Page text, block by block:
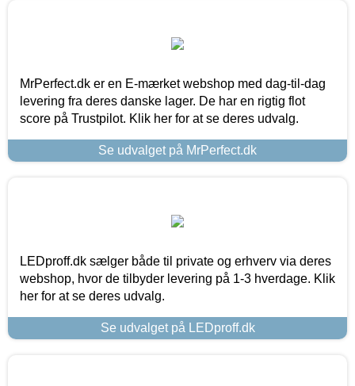
MrPerfect.dk er en E-mærket webshop med dag-til-dag
levering fra deres danske lager. De har en rigtig flot
score på Trustpilot. Klik her for at se deres udvalg.
Se udvalget på MrPerfect.dk
LEDproff.dk sælger både til private og erhverv via deres
webshop, hvor de tilbyder levering på 1-3 hverdage. Klik
her for at se deres udvalg.
Se udvalget på LEDproff.dk